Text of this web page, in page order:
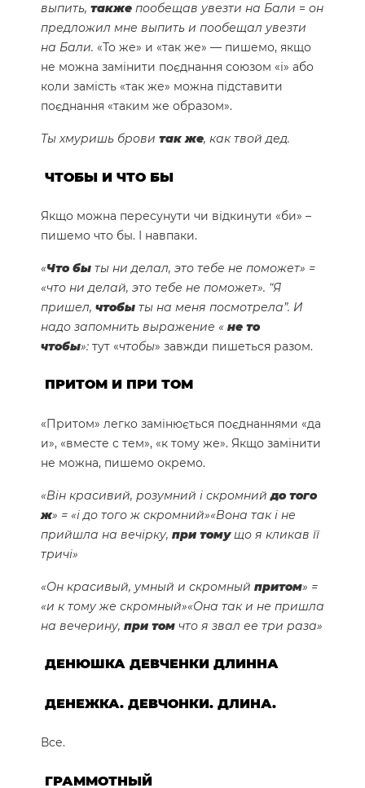
выпить, также пообещав увезти на Бали = он
предложил мне выпить и пообещал увезти
на Бали. «То же» и «так же» — пишемо, якщо
не можна замінити поєднання союзом «і» або
коли замість «так же» можна підставити
поєднання «таким же образом».
Ты хмуришь брови так же, как твой дед.
ЧТОБЫ И ЧТО БЫ
Якщо можна пересунути чи відкинути «би» –
пишемо что бы. І навпаки.
«Что бы ты ни делал, это тебе не поможет» =
«что ни делай, это тебе не поможет». “Я
пришел, чтобы ты на меня посмотрела”. И
надо запомнить выражение « не то
чтобы»: тут «чтобы» завжди пишеться разом.
ПРИТОМ И ПРИ ТОМ
«Притом» легко замінюється поєднаннями «да
и», «вместе с тем», «к тому же». Якщо замінити
не можна, пишемо окремо.
«Він красивий, розумний і скромнийдо того
ж» = «і до того ж скромний»«Вона так і не
прийшла на вечірку, при томущо я кликав її
тричі»
«Он красивый, умный и скромный притом» =
«и к тому же скромный»«Она так и не пришла
на вечерину, при том что я звал ее три раза»
ДЕНЮШКА ДЕВЧЕНКИ ДЛИННА
ДЕНЕЖКА. ДЕВЧОНКИ. ДЛИНА.
Все.
ГРАММОТНЫЙ